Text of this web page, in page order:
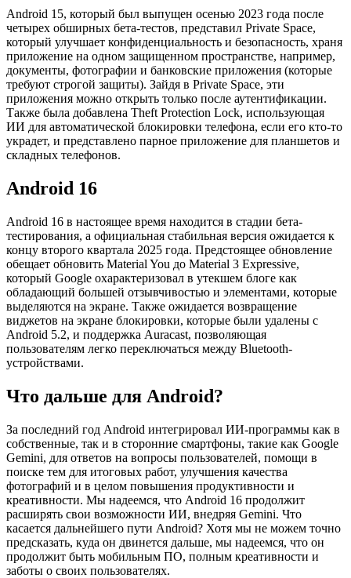
Android 15, который был выпущен осенью 2023 года после
четырех обширных бета-тестов, представил Private Space,
который улучшает конфиденциальность и безопасность, храня
приложение на одном защищенном пространстве, например,
документы, фотографии и банковские приложения (которые
требуют строгой защиты). Зайдя в Private Space, эти
приложения можно открыть только после аутентификации.
Также была добавлена Theft Protection Lock, использующая
ИИ для автоматической блокировки телефона, если его кто-то
украдет, и представлено парное приложение для планшетов и
складных телефонов.
Android 16
Android 16 в настоящее время находится в стадии бета-
тестирования, а официальная стабильная версия ожидается к
концу второго квартала 2025 года. Предстоящее обновление
обещает обновить Material You до Material 3 Expressive,
который Google охарактеризовал в утекшем блоге как
обладающий большей отзывчивостью и элементами, которые
выделяются на экране. Также ожидается возвращение
виджетов на экране блокировки, которые были удалены с
Android 5.2, и поддержка Auracast, позволяющая
пользователям легко переключаться между Bluetooth-
устройствами.
Что дальше для Android?
За последний год Android интегрировал ИИ-программы как в
собственные, так и в сторонние смартфоны, такие как Google
Gemini, для ответов на вопросы пользователей, помощи в
поиске тем для итоговых работ, улучшения качества
фотографий и в целом повышения продуктивности и
креативности. Мы надеемся, что Android 16 продолжит
расширять свои возможности ИИ, внедряя Gemini. Что
касается дальнейшего пути Android? Хотя мы не можем точно
предсказать, куда он двинется дальше, мы надеемся, что он
продолжит быть мобильным ПО, полным креативности и
заботы о своих пользователях.